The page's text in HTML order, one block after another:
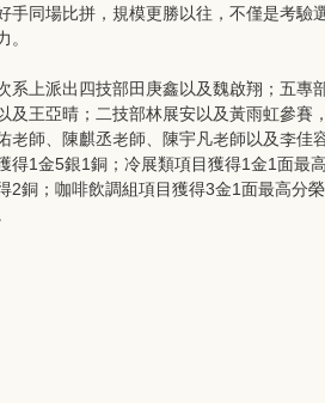
手同場比拼，規模更勝以往，不僅是考驗
。
系上派出四技部田庚鑫以及魏啟翔；五專
及王亞晴；二技部林展安以及黃雨虹參賽
老師、陳麒丞老師、陳宇凡老師以及李佳
得1金5銀1銅；冷展類項目獲得1金1面最
2銅；咖啡飲調組項目獲得3金1面最高分